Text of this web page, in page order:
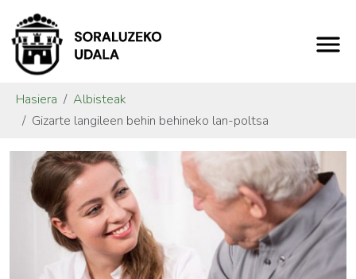
Hasiera
Albisteak
Gizarte langileen behin behineko lan-poltsa